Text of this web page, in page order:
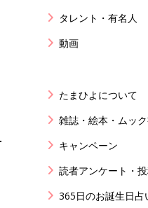
タレント・有名人
動画
たまひよについて
雑誌・絵本・ムッ
キャンペーン
読者アンケート・
365日のお誕生日占